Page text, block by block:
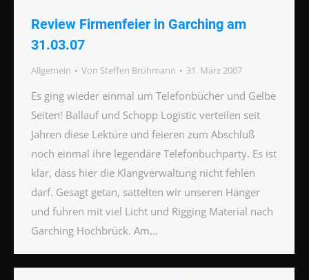
Review Firmenfeier in Garching am
31.03.07
Allgemein Von Steffen Brühmann 31. März 2007
Es ging wieder einmal um Telefonbücher und Gelbe
Seiten! Ballauf und Schopp Logistic verteilen seit
Jahren diese Lektüre und feieren zum Abschluß
noch einmal ihre legendäre Telefonbuchparty. Es ist
klar, dass hier die Klangverwaltung nicht fehlen
darf. Gesagt getan, sattelten wir unseren Hänger
und fuhren mit viel Licht und Rigging Material nach
Garching Hochbrück. Am…